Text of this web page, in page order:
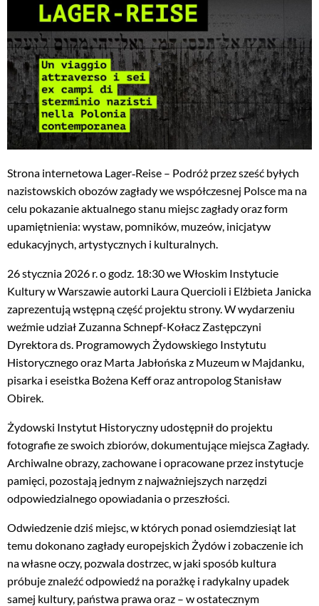
Strona internetowa Lager‑Reise – Podróż przez sześć byłych
nazistowskich obozów zagłady we współczesnej Polsce ma na
celu pokazanie aktualnego stanu miejsc zagłady oraz form
upamiętnienia: wystaw, pomników, muzeów, inicjatyw
edukacyjnych, artystycznych i kulturalnych.
26 stycznia 2026 r. o godz. 18:30 we Włoskim Instytucie
Kultury w Warszawie autorki Laura Quercioli i Elżbieta Janicka
zaprezentują wstępną część projektu strony. W wydarzeniu
weźmie udział Zuzanna Schnepf-Kołacz Zastępczyni
Dyrektora ds. Programowych Żydowskiego Instytutu
Historycznego oraz Marta Jabłońska z Muzeum w Majdanku,
pisarka i eseistka Bożena Keff oraz antropolog Stanisław
Obirek.
Żydowski Instytut Historyczny udostępnił do projektu
fotografie ze swoich zbiorów, dokumentujące miejsca Zagłady.
Archiwalne obrazy, zachowane i opracowane przez instytucje
pamięci, pozostają jednym z najważniejszych narzędzi
odpowiedzialnego opowiadania o przeszłości.
Odwiedzenie dziś miejsc, w których ponad osiemdziesiąt lat
temu dokonano zagłady europejskich Żydów i zobaczenie ich
na własne oczy, pozwala dostrzec, w jaki sposób kultura
próbuje znaleźć odpowiedź na porażkę i radykalny upadek
samej kultury, państwa prawa oraz – w ostatecznym